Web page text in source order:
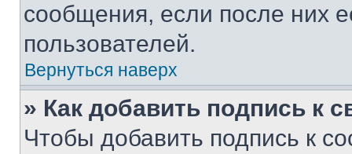
сообщения, если после них
пользователей.
Вернуться наверх
» Как добавить подпись к
Чтобы добавить подпись к